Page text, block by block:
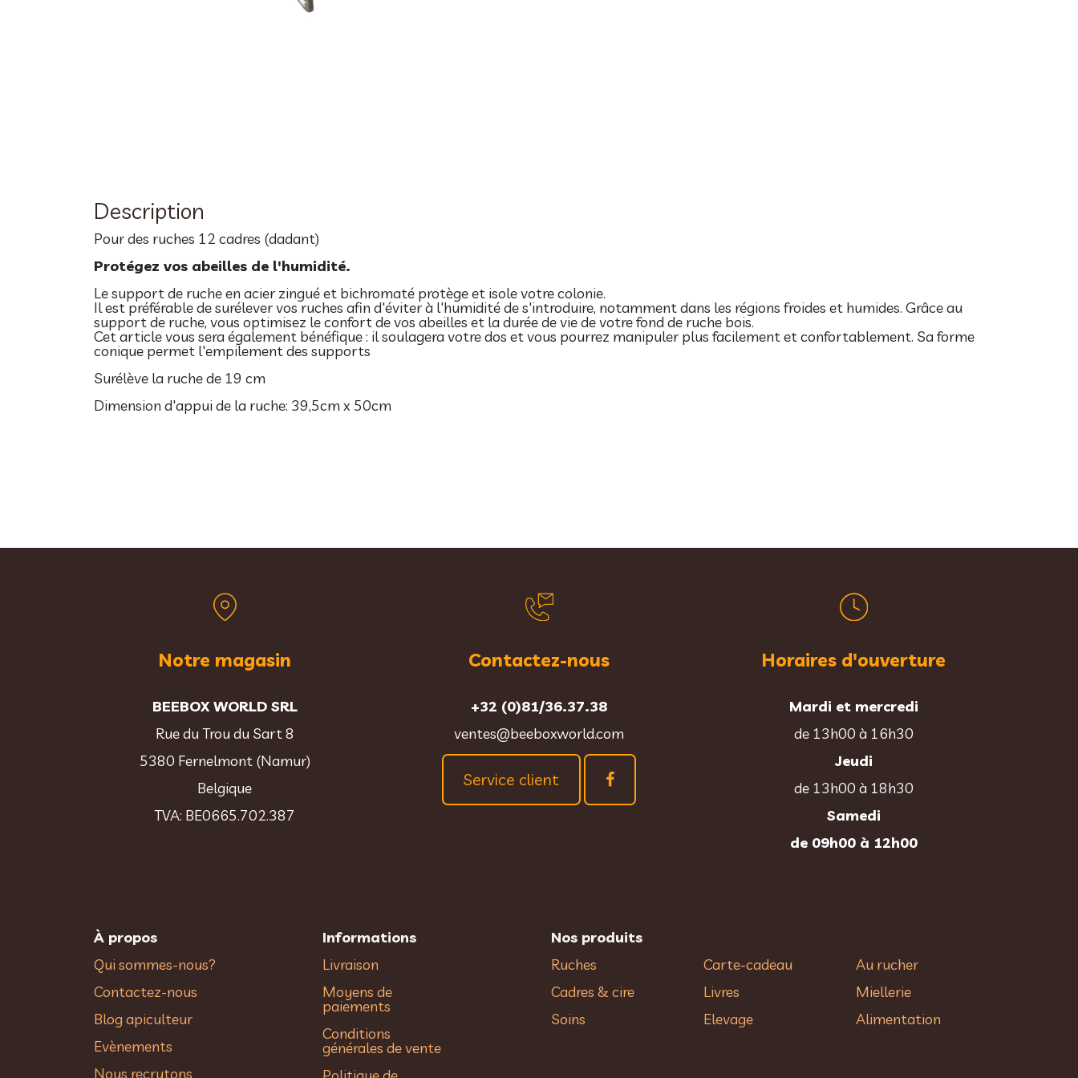
Description
Pour des ruches 12 cadres (dadant)
Protégez vos abeilles de l'humidité.
Le support de ruche en acier zingué et bichromaté protège et isole votre colonie.
Il est préférable de surélever vos ruches afin d'éviter à l'humidité de s'introduire, notamment dans les régions froides et humides. Grâce au
support de ruche, vous optimisez le confort de vos abeilles et la durée de vie de votre fond de ruche bois.
Cet article vous sera également bénéfique : il soulagera votre dos et vous pourrez manipuler plus facilement et confortablement. Sa forme
conique permet l'empilement des supports
Surélève la ruche de 19 cm
Dimension d'appui de la ruche: 39,5cm x 50cm
Notre magasin
BEEBOX WORLD SRL
Rue du Trou du Sart 8
5380 Fernelmont (Namur)
Belgique
TVA: BE0665.702.387
Contactez-nous
+32 (0)81/36.37.38
ventes@beeboxworld.com
Service client
Horaires d'ouverture
Mardi et mercredi
de 13h00 à 16h30
Jeudi
de 13h00 à 18h30
Samedi
de 09h00 à 12h00
À propos
Qui sommes-nous?
Contactez-nous
Blog apiculteur
Evènements
Nous recrutons
Informations
Livraison
Moyens de
paiements
Conditions
générales de vente
Nos produits
Ruches
Cadres & cire
Soins
Carte-cadeau
Livres
Elevage
Au rucher​
Miellerie
Alimentation